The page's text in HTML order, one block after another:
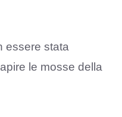
essere stata
le mosse della